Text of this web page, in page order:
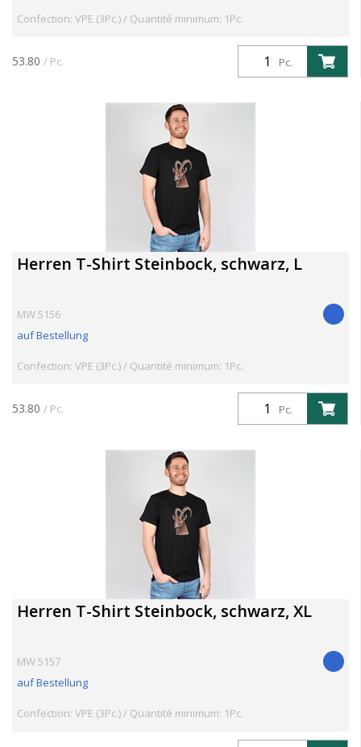
Confection: VPE (3Pc.) / Quantité minimum: 1Pc.
Pc.
53.80 / Pc.
Herren T-Shirt Steinbock, schwarz, L
MW 5156
auf Bestellung
Confection: VPE (3Pc.) / Quantité minimum: 1Pc.
Pc.
53.80 / Pc.
Herren T-Shirt Steinbock, schwarz, XL
MW 5157
auf Bestellung
Confection: VPE (3Pc.) / Quantité minimum: 1Pc.